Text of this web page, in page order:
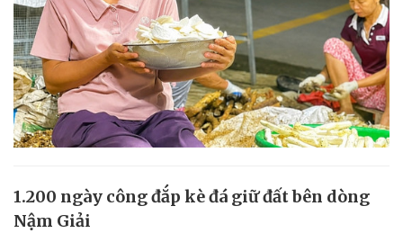
1.200 ngày công đắp kè đá giữ đất bên dòng
Nậm Giải